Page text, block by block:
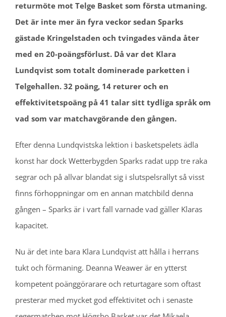
returmöte mot Telge Basket som första utmaning.
Det är inte mer än fyra veckor sedan Sparks
gästade Kringelstaden och tvingades vända åter
med en 20-poängsförlust. Då var det Klara
Lundqvist som totalt dominerade parketten i
Telgehallen. 32 poäng, 14 returer och en
effektivitetspoäng på 41 talar sitt tydliga språk om
vad som var matchavgörande den gången.
Efter denna Lundqvistska lektion i basketspelets ädla
konst har dock Wetterbygden Sparks radat upp tre raka
segrar och på allvar blandat sig i slutspelsrallyt så visst
finns förhoppningar om en annan matchbild denna
gången – Sparks är i vart fall varnade vad gäller Klaras
kapacitet.
Nu är det inte bara Klara Lundqvist att hålla i herrans
tukt och förmaning. Deanna Weawer är en ytterst
kompetent poänggörarare och returtagare som oftast
presterar med mycket god effektivitet och i senaste